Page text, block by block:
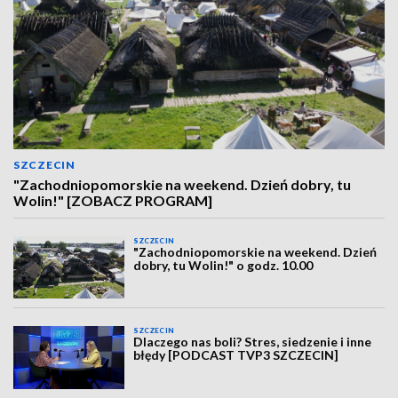
SZCZECIN
"Zachodniopomorskie na weekend. Dzień dobry, tu
Wolin!" [ZOBACZ PROGRAM]
SZCZECIN
"Zachodniopomorskie na weekend. Dzień
dobry, tu Wolin!" o godz. 10.00
SZCZECIN
Dlaczego nas boli? Stres, siedzenie i inne
błędy [PODCAST TVP3 SZCZECIN]